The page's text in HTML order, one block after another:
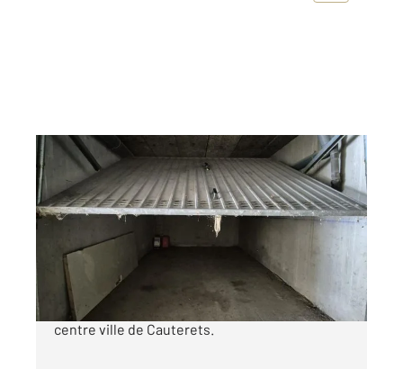
CAUTERETS 65
14,26 m
Ref : 4382
Parking à vendre
15 000 €
A vendre garage fermé de 14 m² à 400 m du
centre ville de Cauterets.